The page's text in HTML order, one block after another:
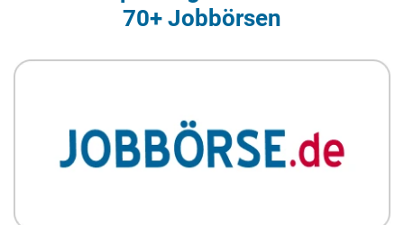
70+ Jobbörsen